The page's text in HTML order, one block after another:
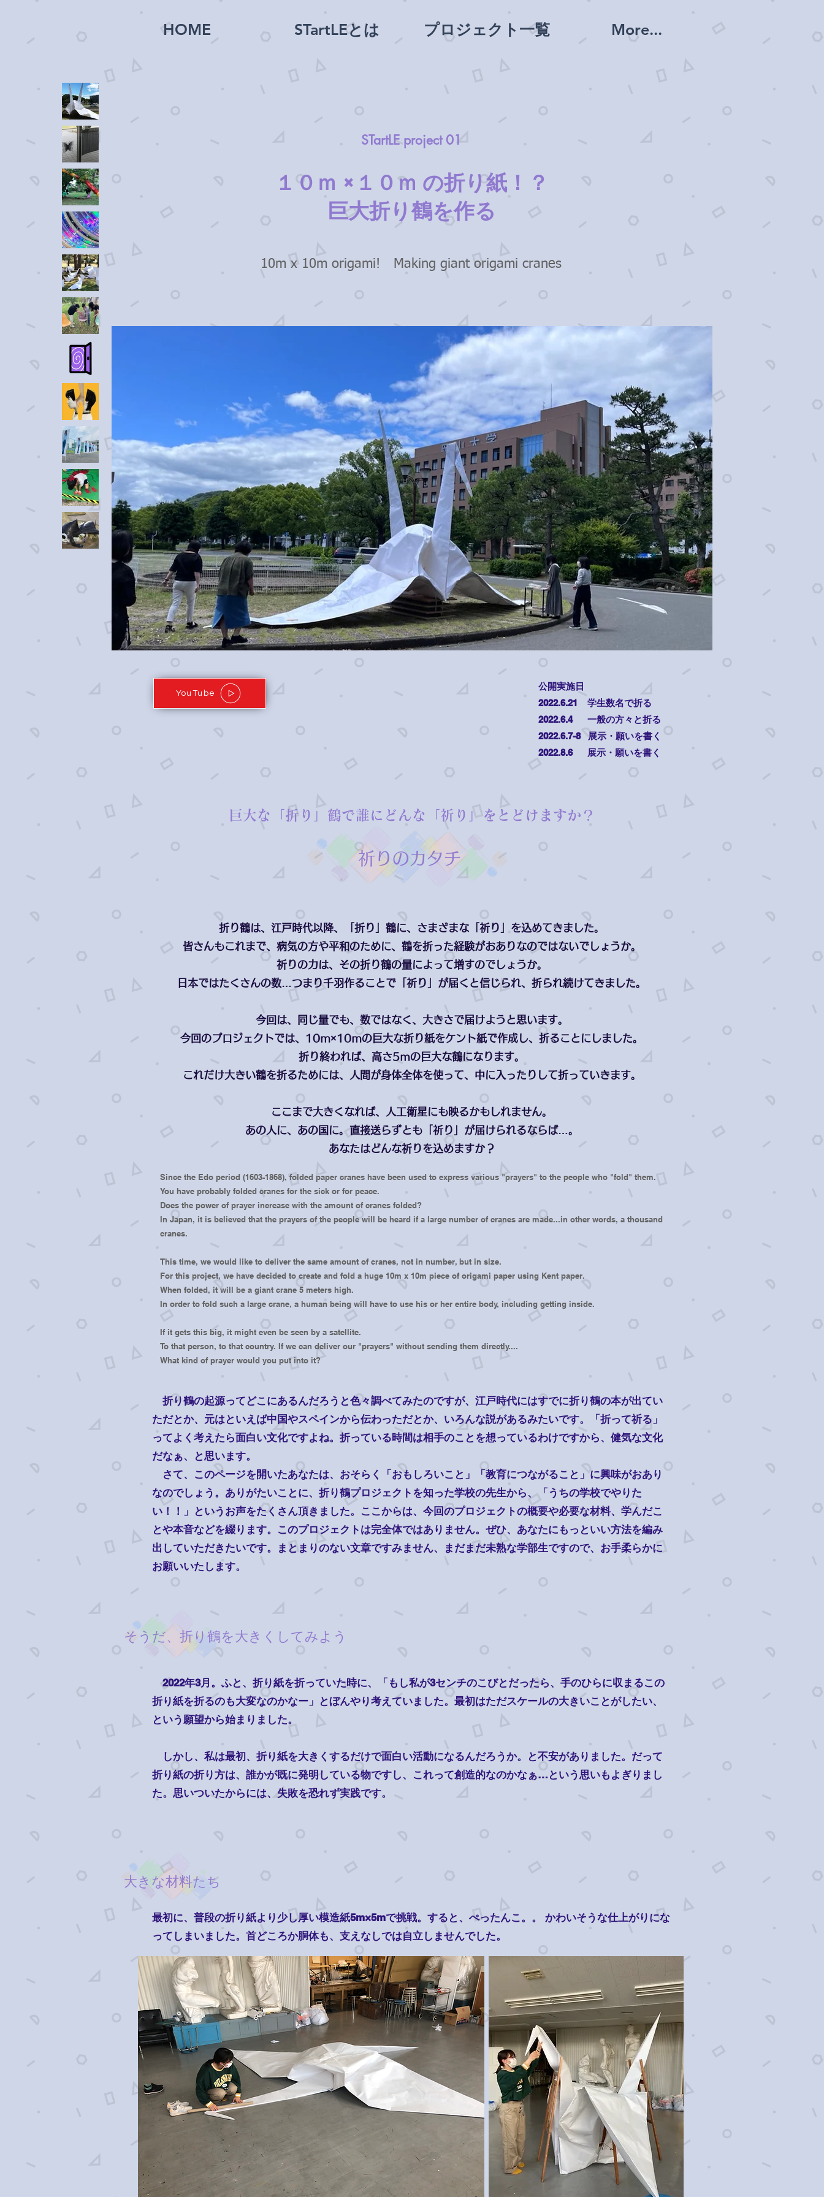
HOME STartLEとは プロジェクト一覧 More...
STartLE project 01
１０ｍ ×１０ｍ の折り紙！？
巨大折り鶴を作る
10m x 10m origami! Making giant origami cranes
YouTube
公開実施日
2022.6.21 学生数名で折る
2022.6.4 一般の方々と折る
2022.6.7-8 展示・願いを書く
2022.8.6 展示・願いを書く
巨大な「折り」鶴で誰にどんな「祈り」をとどけますか？
祈りのカタチ
折り鶴は、江戸時代以降、「折り」鶴に、さまざまな「祈り」を込めてきました。
皆さんもこれまで、病気の方や平和のために、鶴を折った経験がおありなのではないでしょうか。
祈りの力は、その折り鶴の量によって増すのでしょうか。
日本ではたくさんの数…つまり千羽作ることで「祈り」が届くと信じられ、折られ続けてきました。
今回は、同じ量でも、数ではなく、大きさで届けようと思います。
今回のプロジェクトでは、10ｍ×10ｍの巨大な折り紙をケント紙で作成し、折ることにしました。
折り終われば、高さ5ｍの巨大な鶴になります。
これだけ大きい鶴を折るためには、人間が身体全体を使って、中に入ったりして折っていきます。
ここまで大きくなれば、人工衛星にも映るかもしれません。
あの人に、あの国に。直接送らずとも「祈り」が届けられるならば…。
あなたはどんな祈りを込めますか？
Since the Edo period (1603-1868), folded paper cranes have been used to express various "prayers" to the people who "fold" them.
You have probably folded cranes for the sick or for peace.
Does the power of prayer increase with the amount of cranes folded?
In Japan, it is believed that the prayers of the people will be heard if a large number of cranes are made...in other words, a thousand
cranes.
This time, we would like to deliver the same amount of cranes, not in number, but in size.
For this project, we have decided to create and fold a huge 10m x 10m piece of origami paper using Kent paper.
When folded, it will be a giant crane 5 meters high.
In order to fold such a large crane, a human being will have to use his or her entire body, including getting inside.
If it gets this big, it might even be seen by a satellite.
To that person, to that country. If we can deliver our "prayers" without sending them directly....
What kind of prayer would you put into it?
折り鶴の起源ってどこにあるんだろうと色々調べてみたのですが、江戸時代にはすでに折り鶴の本が出てい
ただとか、元はといえば中国やスペインから伝わっただとか、いろんな説があるみたいです。「折って祈る」
ってよく考えたら面白い文化ですよね。折っている時間は相手のことを想っているわけですから、健気な文化
だなぁ、と思います。
さて、このページを開いたあなたは、おそらく「おもしろいこと」「教育につながること」に興味がおあり
なのでしょう。ありがたいことに、折り鶴プロジェクトを知った学校の先生から、「うちの学校でやりた
い！！」というお声をたくさん頂きました。ここからは、今回のプロジェクトの概要や必要な材料、学んだこ
とや本音などを綴ります。このプロジェクトは完全体ではありません。ぜひ、あなたにもっといい方法を編み
出していただきたいです。まとまりのない文章ですみません、まだまだ未熟な学部生ですので、お手柔らかに
お願いいたします。
そうだ、折り鶴を大きくしてみよう​
2022年3月。ふと、折り紙を折っていた時に、「もし私が3センチのこびとだったら、手のひらに収まるこの
折り紙を折るのも大変なのかなー」とぼんやり考えていました。最初はただスケールの大きいことがしたい、
という願望から始まりました。
しかし、私は最初、折り紙を大きくするだけで面白い活動になるんだろうか。と不安がありました。だって
折り紙の折り方は、誰かが既に発明している物ですし、これって創造的なのかなぁ…という思いもよぎりまし
た。思いついたからには、失敗を恐れず実践です。
大きな材料たち
最初に、普段の折り紙より少し厚い模造紙5m×5mで挑戦。すると、ぺったんこ。。 かわいそうな仕上がりにな
ってしまいました。​首どころか胴体も、支えなしでは自立しませんでした。